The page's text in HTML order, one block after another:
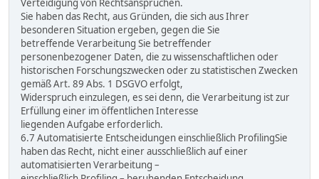
Verteidigung von Rechtsansprüchen.
Sie haben das Recht, aus Gründen, die sich aus Ihrer
besonderen Situation ergeben, gegen die Sie
betreffende Verarbeitung Sie betreffender
personenbezogener Daten, die zu wissenschaftlichen oder
historischen Forschungszwecken oder zu statistischen Zwecken
gemäß Art. 89 Abs. 1 DSGVO erfolgt,
Widerspruch einzulegen, es sei denn, die Verarbeitung ist zur
Erfüllung einer im öffentlichen Interesse
liegenden Aufgabe erforderlich.
6.7 Automatisierte Entscheidungen einschließlich ProfilingSie
haben das Recht, nicht einer ausschließlich auf einer
automatisierten Verarbeitung –